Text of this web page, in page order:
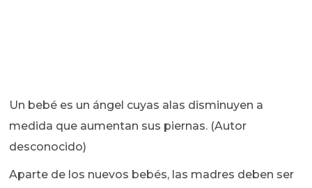
Un bebé es un ángel cuyas alas disminuyen a
medida que aumentan sus piernas. (Autor
desconocido)
Aparte de los nuevos bebés, las madres deben ser